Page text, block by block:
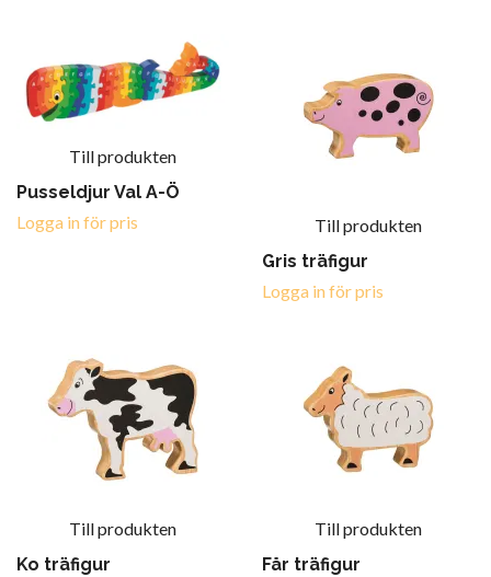
Till produkten
Pusseldjur Val A-Ö
Logga in för pris
Till produkten
Gris träfigur
Logga in för pris
Till produkten
Ko träfigur
Till produkten
Får träfigur